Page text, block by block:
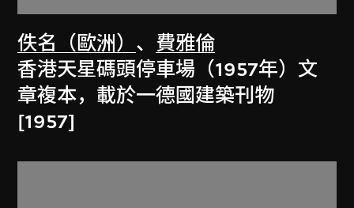
佚名（歐洲） 、 費雅倫
香港天星碼頭停車場（1957年）文
章複本，載於一德國建築刊物
[1957]